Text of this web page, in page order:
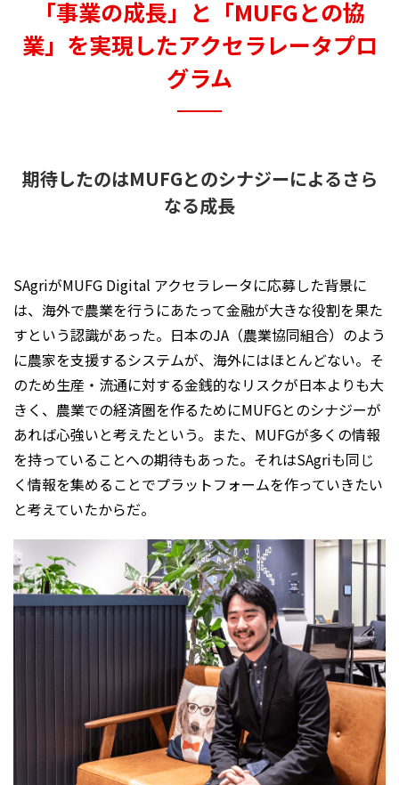
「事業の成長」と「MUFGとの協
業」を実現したアクセラレータプロ
グラム
期待したのはMUFGとのシナジーによるさら
なる成長
SAgriがMUFG Digital アクセラレータに応募した背景に
は、海外で農業を行うにあたって金融が大きな役割を果た
すという認識があった。日本のJA（農業協同組合）のよう
に農家を支援するシステムが、海外にはほとんどない。そ
のため生産・流通に対する金銭的なリスクが日本よりも大
きく、農業での経済圏を作るためにMUFGとのシナジーが
あれば心強いと考えたという。また、MUFGが多くの情報
を持っていることへの期待もあった。それはSAgriも同じ
く情報を集めることでプラットフォームを作っていきたい
と考えていたからだ。